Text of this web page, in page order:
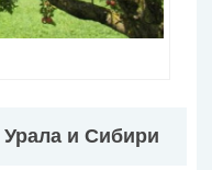
и Сибири